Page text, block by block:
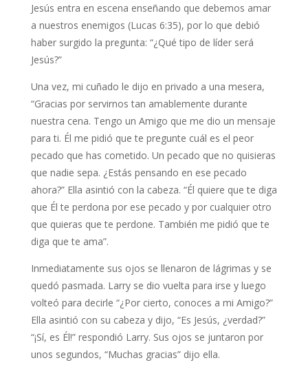
Jesús entra en escena enseñando que debemos amar
a nuestros enemigos (Lucas 6:35), por lo que debió
haber surgido la pregunta: “¿Qué tipo de líder será
Jesús?”
Una vez, mi cuñado le dijo en privado a una mesera,
“Gracias por servirnos tan amablemente durante
nuestra cena. Tengo un Amigo que me dio un mensaje
para ti. Él me pidió que te pregunte cuál es el peor
pecado que has cometido. Un pecado que no quisieras
que nadie sepa. ¿Estás pensando en ese pecado
ahora?” Ella asintió con la cabeza. “Él quiere que te diga
que Él te perdona por ese pecado y por cualquier otro
que quieras que te perdone. También me pidió que te
diga que te ama”.
Inmediatamente sus ojos se llenaron de lágrimas y se
quedó pasmada. Larry se dio vuelta para irse y luego
volteó para decirle “¿Por cierto, conoces a mi Amigo?”
Ella asintió con su cabeza y dijo, “Es Jesús, ¿verdad?”
“¡Sí, es Él!” respondió Larry. Sus ojos se juntaron por
unos segundos, “Muchas gracias” dijo ella.